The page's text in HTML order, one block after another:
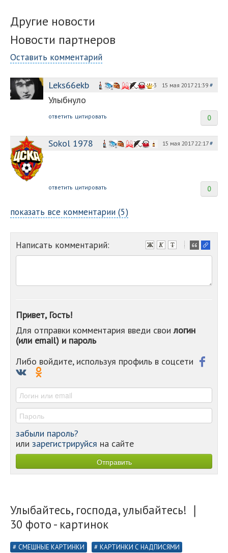
Другие новости
Новости партнеров
Оставить комментарий
Leks66ekb 15 мая 2017 21:39 #
3
Улыбнуло
0
ответить цитировать
Sokol 1978 15 мая 2017 22:17#
0
ответить цитировать
показать все комментарии (5)
Написать комментарий:
-
-
-
-
-
Привет, Гость!
Для отправки комментария введи своилогин
(или email) и пароль
Либо войдите, используя профиль в соцсети
забыли пароль?
или зарегистрируйся на сайте
Улыбайтесь, господа, улыбайтесь! ❘
30 фото - картинок
СМЕШНЫЕ КАРТИНКИ КАРТИНКИ С НАДПИСЯМИ